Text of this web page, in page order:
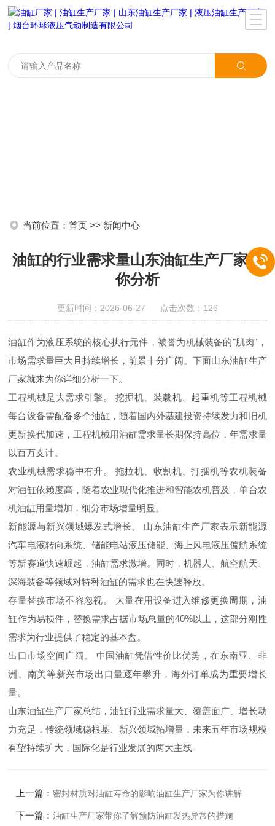
当前位置：首页 >> 新闻中心
油缸的行业需求量山东油缸生产厂家为
你分析
更新时间：2026-06-27 点击次数：126
油缸作为液压系统的核心执行元件，被誉为机械装备的"肌肉"，
市场需求量巨大且持续增长，前景十分广阔。下面山东油缸生产
厂家就来为你详细分析一下。
工程机械是大需求引擎。 挖掘机、装载机、起重机等工程机械
每台设备需配备多个油缸，随着国内外基建投资持续发力和旧机
更新换代加速，工程机械用油缸需求量长期保持高位，年需求量
以百万支计。
农业机械需求稳中有升。 拖拉机、收割机、打捆机等农机装备
对油缸依赖度高，随着农业现代化推进和智能农机普及，单台农
机油缸用量增加，细分市场增量明显。
新能源与新兴领域爆发式增长。 山东油缸生产厂家表示新能源
汽车电液转向系统、储能电站液压储能、海上风电液压偏航系统
等新赛道快速崛起，油缸需求激增。同时，机器人、航空航天、
深海装备等领域对特种油缸的需求也在快速释放。
存量替换市场不容忽视。 大量在用设备进入维修更换周期，油
缸作为易损件，替换需求占据市场总量的40%以上，这部分刚性
需求为行业提供了稳定的基本盘。
出口市场空间广阔。 中国油缸凭借性价比优势，在东南亚、非
洲、南美等新兴市场出口量逐年攀升，海外订单成为重要增长
量。
山东油缸生产厂家总结，油缸行业需求量大、覆盖面广、增长动
力充足，传统领域稳根基、新兴领域拓增量，未来五年市场规模
有望持续扩大，国际化是行业发展的两大主线。
上一篇： 密封材质对油缸寿命的影响油缸生产厂家为你讲解
下一篇：油缸生产厂家带你了解预防油缸发热异常的措施